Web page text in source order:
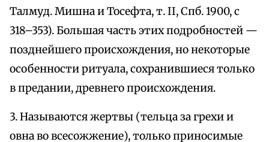
Талмуд. Мишна и Тосефта, т. II, Спб. 1900, с
318–353). Большая часть этих подробностей —
позднейшего происхождения, но некоторые
особенности ритуала, сохранившиеся только
в предании, древнего происхождения.
3. Называются жертвы (тельца за грехи и
овна во всесожжение), только приносимые